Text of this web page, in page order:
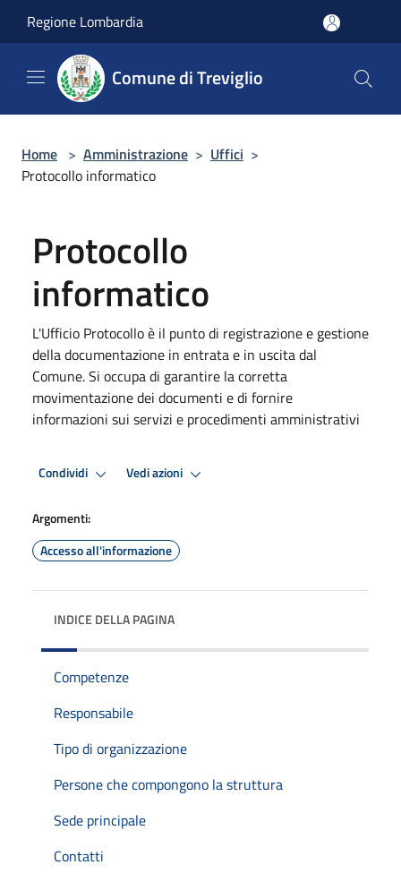
Regione Lombardia
Comune di Treviglio
Home > Amministrazione > Uffici >
Protocollo informatico
Protocollo
informatico
L'Ufficio Protocollo è il punto di registrazione e gestione
della documentazione in entrata e in uscita dal
Comune. Si occupa di garantire la corretta
movimentazione dei documenti e di fornire
informazioni sui servizi e procedimenti amministrativi
Condividi Vedi azioni
Argomenti:
Accesso all'informazione
INDICE DELLA PAGINA
Competenze
Responsabile
Tipo di organizzazione
Persone che compongono la struttura
Sede principale
Contatti